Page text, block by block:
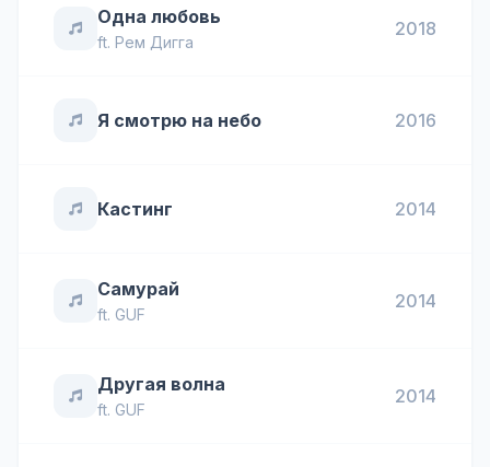
Одна любовь
ft. Рем Дигга
2018
Я смотрю на небо 2016
Кастинг 2014
Самурай
ft. GUF
2014
Другая волна
ft. GUF
2014